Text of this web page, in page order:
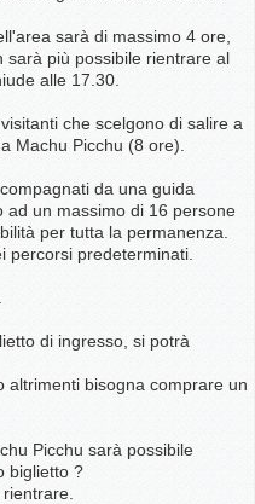
sarà di massimo 4 ore,
più possibile rientrare al
alle 17.30.
che scelgono di salire a
Machu Picchu (8 ore).
da una guida
ad un massimo di 16 persone
per tutta la permanenza.
percorsi predeterminati.
di ingresso, si potrà
altrimenti bisogna comprare un
Picchu sarà possibile
biglietto ?